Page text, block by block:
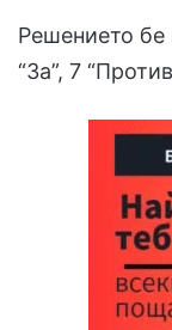
Решението бе
“За”, 7